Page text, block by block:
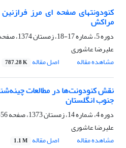
مراکش
دوره 5، شماره 17-18، زمستان 1374، صفحه
علیرضا عاشوری
مشاهده مقاله
اصل مقاله 787.28 K
جنوب انگلستان
دوره 4، شماره 14، زمستان 1373، صفحه
56-63
علیرضا عاشوری
مشاهده مقاله
اصل مقاله 1.1 M